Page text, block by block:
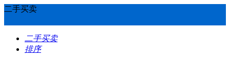
二手买卖
二手买卖
排序